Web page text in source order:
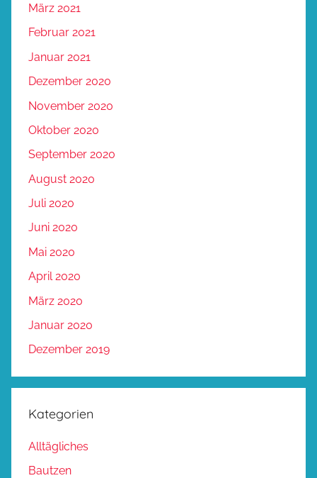
März 2021
Februar 2021
Januar 2021
Dezember 2020
November 2020
Oktober 2020
September 2020
August 2020
Juli 2020
Juni 2020
Mai 2020
April 2020
März 2020
Januar 2020
Dezember 2019
Kategorien
Alltägliches
Bautzen